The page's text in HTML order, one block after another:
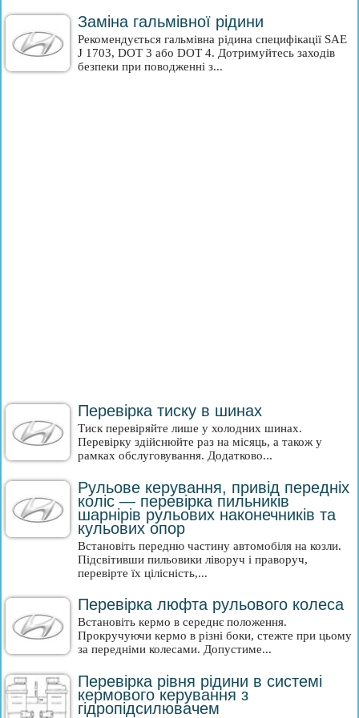
Заміна гальмівної рідини
Рекомендується гальмівна рідина специфікації SAE
J 1703, DOT 3 або DOT 4. Дотримуйтесь заходів
безпеки при поводженні з...
Перевірка тиску в шинах
Тиск перевіряйте лише у холодних шинах.
Перевірку здійснюйте раз на місяць, а також у
рамках обслуговування. Додатково...
Рульове керування, привід передніх
коліс — перевірка пильників
шарнірів рульових наконечників та
кульових опор
Встановіть передню частину автомобіля на козли.
Підсвітивши пильовики ліворуч і праворуч,
перевірте їх цілісність,...
Перевірка люфта рульового колеса
Встановіть кермо в середнє положення.
Прокручуючи кермо в різні боки, стежте при цьому
за передніми колесами. Допустиме...
Перевірка рівня рідини в системі
кермового керування з
гідропідсилювачем